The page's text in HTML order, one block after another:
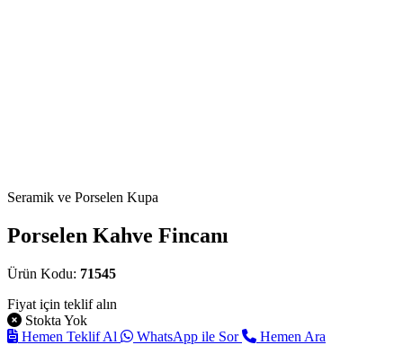
Seramik ve Porselen Kupa
Porselen Kahve Fincanı
Ürün Kodu: 71545
Fiyat için teklif alın
Stokta Yok
Hemen Teklif Al
WhatsApp ile Sor Hemen Ara